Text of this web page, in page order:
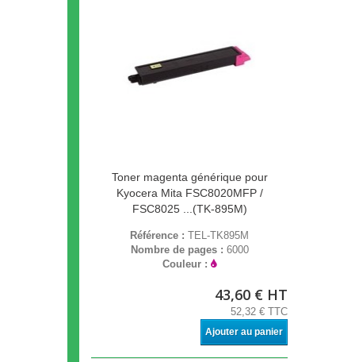
Toner magenta générique pour
Kyocera Mita FSC8020MFP /
FSC8025 ...(TK-895M)
Référence : TEL-TK895M
Nombre de pages : 6000
Couleur :
43,60 € HT
52,32 € TTC
Ajouter au panier